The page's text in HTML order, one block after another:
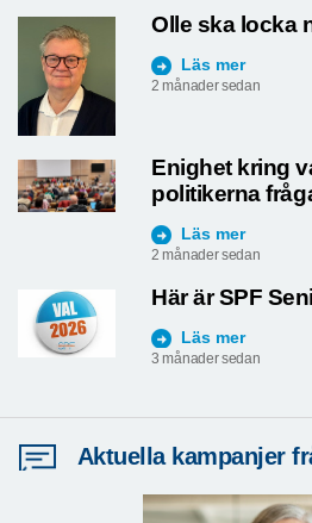
Olle ska locka
Läs mer
2 månader sedan
Enighet kring
politikerna
Läs mer
2 månader sedan
Här är SPF
Läs mer
3 månader sedan
Aktuella kampanjer